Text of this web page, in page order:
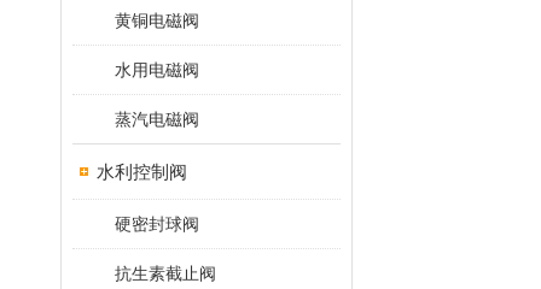
黄铜电磁阀
水用电磁阀
蒸汽电磁阀
水利控制阀
硬密封球阀
抗生素截止阀